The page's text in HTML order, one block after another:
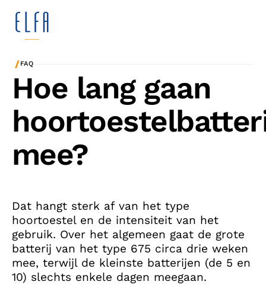
/FAQ
Hoe lang gaan
mee?
Dat hangt sterk af van het type
hoortoestel en de intensiteit van het
gebruik. Over het algemeen gaat de grote
batterij van het type 675 circa drie weken
mee, terwijl de kleinste batterijen (de 5 en
10) slechts enkele dagen meegaan.